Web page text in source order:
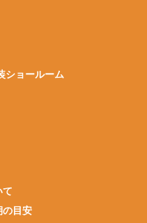
ショールーム
て
の目安